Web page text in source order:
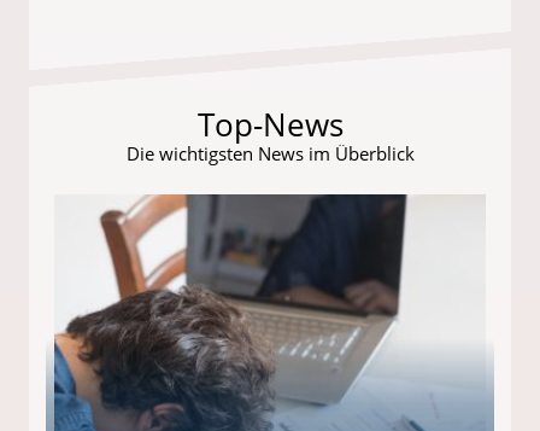
Top-News
Die wichtigsten News im Überblick